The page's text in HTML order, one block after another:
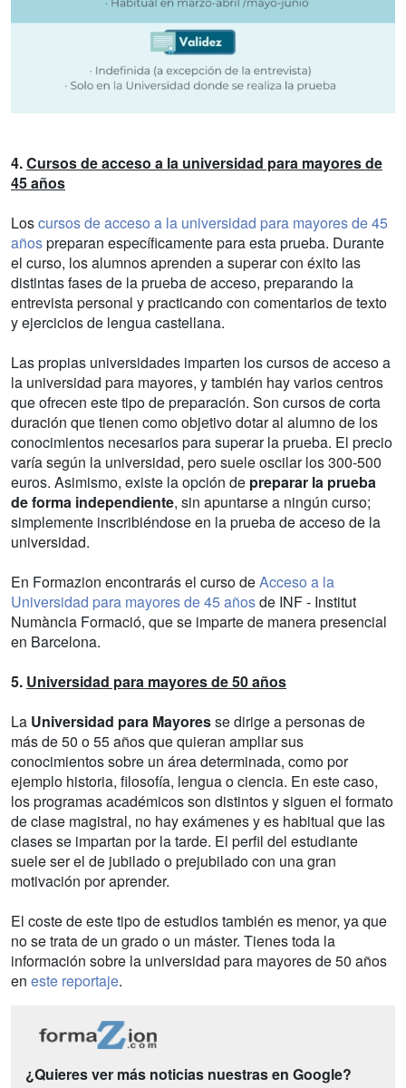
4.Cursos de acceso a la universidad para mayores de
45 años
Loscursos de acceso a la universidad para mayores de 45
añospreparan específicamente para esta prueba. Durante
el curso, los alumnos aprenden a superar con éxito las
distintas fases de la prueba de acceso, preparando la
entrevista personal y practicando con comentarios de texto
y ejercicios de lengua castellana.
Las propias universidades imparten los cursos de acceso a
la universidad para mayores, y también hay varios centros
que ofrecen este tipo de preparación. Son cursos de corta
duración que tienen como objetivo dotar al alumno de los
conocimientos necesarios para superar la prueba. El precio
varía según la universidad, pero suele oscilar los 300-500
euros. Asimismo, existe la opción de preparar la prueba
de forma independiente, sin apuntarse a ningún curso;
simplemente inscribiéndose en la prueba de acceso de la
universidad.
En Formazion encontrarás el curso deAcceso a la
Universidad para mayores de 45 añosde INF - Institut
Numància Formació, que se imparte de manera presencial
en Barcelona.
5. Universidad para mayores de 50 años
La Universidad para Mayoresse dirige a personas de
más de 50 o 55 años que quieran ampliar sus
conocimientos sobre un área determinada, como por
ejemplo historia, filosofía, lengua o ciencia. En este caso,
los programas académicos son distintos y siguen el formato
de clase magistral, no hay exámenes y es habitual que las
clases se impartan por la tarde. El perfil del estudiante
suele ser el de jubilado o prejubilado con una gran
motivación por aprender.
El coste de este tipo de estudios también es menor, ya que
no se trata de un grado o un máster. Tienes toda la
información sobre la universidad para mayores de 50 años
en este reportaje.
¿Quieres ver más noticias nuestras en Google?